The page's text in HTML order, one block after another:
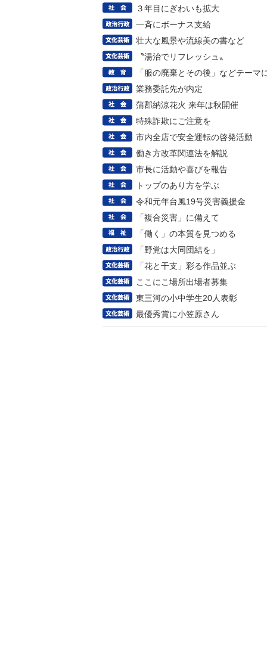
３年目にぎわいも拡大
一斉にボーナス支給
壮大な風景や流線美の書など
〝湯治でリフレッシュ〟
「服の廃棄とその後」などテーマ
業務委託先が内定
蒲郡納涼花火 来年は秋開催
特殊詐欺にご注意を
市内全店で安全運転の啓発活動
働き方改革関連法を解説
市長に活動や喜びを報告
トップのあり方を学ぶ
令和元年台風19号災害義援金
「複合災害」に備えて
「働く」の本質を見つめる
「野党は大同団結を」
「花と干支」彩る作品並ぶ
ここにこ場所出場者募集
東三河の小中学生20人表彰
最優秀賞に小笠原さん